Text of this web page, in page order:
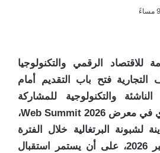
للاقتصاد الرقمي والتكنولوجيا
التجارية فتح باب التقديم أمام
والتكنولوجية للمشاركة
ضمن الجناح المصري في معرض Web Summit 2026،
لشبونة البرتغالية خلال الفترة
من 9 إلى 12 نوفمبر 2026، على أن يستمر استقبال